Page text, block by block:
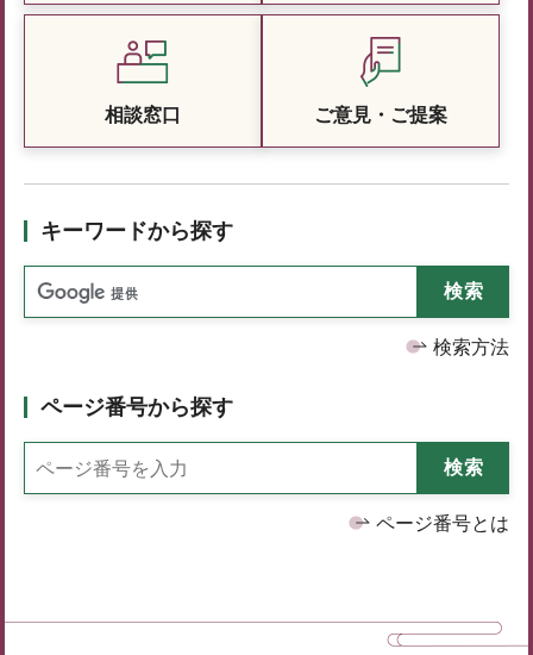
相談窓口 ご意見・ご提案
キーワードから探す
検索方法
ページ番号から探す
ページ番号とは